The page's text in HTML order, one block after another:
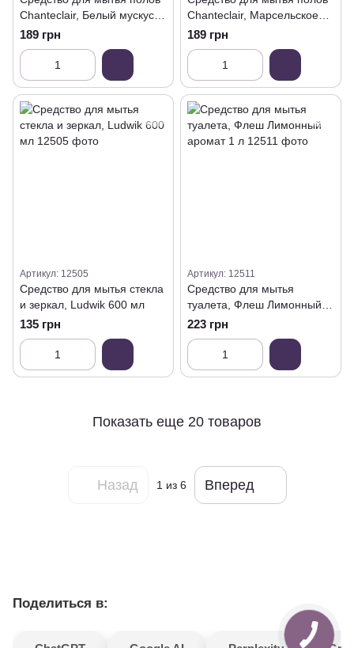
Chanteclair, Белый мускус,
750 мл
189 грн
Chanteclair, Марсельское
мыло и лимон, 750 мл
189 грн
Артикул: 12505
Средство для мытья стекла
и зеркал, Ludwik 600 мл
135 грн
Артикул: 12511
Средство для мытья
туалета, Флеш Лимонный
аромат 1 л
223 грн
Показать еще 20 товаров
Назад 1 из 6 Вперед
Поделиться в: